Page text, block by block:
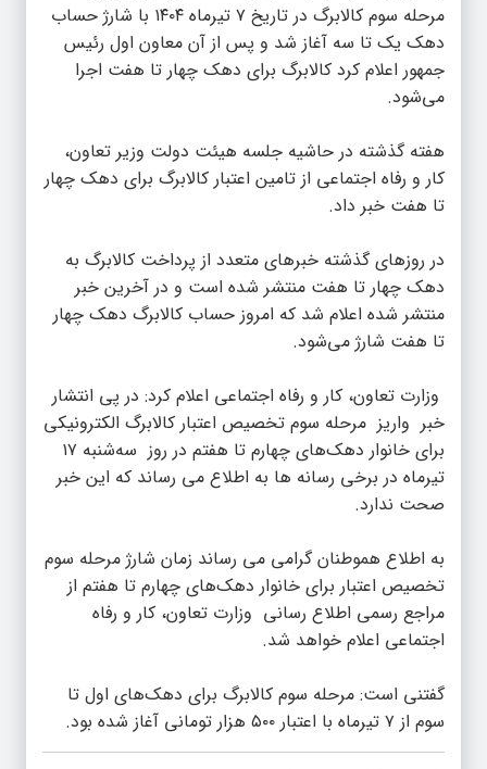
مرحله سوم کالابرگ در تاریخ ۷ تیرماه ۱۴۰۴ با شارژ حساب
دهک یک تا سه آغاز شد و پس از آن معاون اول رئیس
جمهور اعلام کرد کالابرگ برای دهک چهار تا هفت اجرا
می‌شود.
هفته گذشته در حاشیه جلسه هیئت دولت وزیر تعاون،
کار و رفاه اجتماعی از تامین اعتبار کالابرگ برای دهک چهار
تا هفت خبر داد.
در روز‌های گذشته خبر‌های متعدد از پرداخت کالابرگ به
دهک چهار تا هفت منتشر شده است و در آخرین خبر
منتشر شده اعلام شد که امروز حساب کالابرگ دهک چهار
تا هفت شارژ می‌شود.
وزارت تعاون، کار و رفاه اجتماعی اعلام کرد: در پی انتشار
خبر واریز مرحله سوم تخصیص اعتبار کالابرگ الکترونیکی
برای خانوار‌ دهک‌های چهارم تا هفتم در روز سه‌شنبه ۱۷
تیرماه در برخی رسانه ها به اطلاع می رساند که این خبر
صحت ندارد.
به اطلاع هموطنان گرامی می رساند زمان شارژ مرحله سوم
تخصیص اعتبار برای خانوار‌ دهک‌های چهارم تا هفتم از
مراجع رسمی اطلاع رسانی وزارت تعاون، کار و رفاه
اجتماعی اعلام خواهد شد.
گفتنی است: مرحله سوم کالابرگ برای دهک‌های اول تا
سوم از ۷ تیرماه با اعتبار ۵۰۰ هزار تومانی آغاز شده بود.